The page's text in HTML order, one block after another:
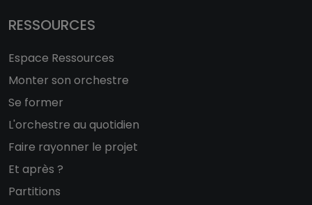
RESSOURCES
Espace Ressources
Monter son orchestre
Se former
L'orchestre au quotidien
Faire rayonner le projet
Et après ?
Partitions